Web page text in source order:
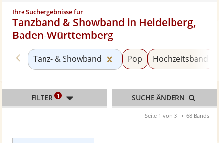
Ihre Suchergebnisse für
Tanzband & Showband in Heidelberg,
Baden-Württemberg
Zurück zu «Bands & Ensembles»
Tanz- & Showband Kategorie «Tanz- &
Pop Hochzeitsband
FILTER 1 SUCHE ÄNDERN
Seite 1 von 3 68 Bands